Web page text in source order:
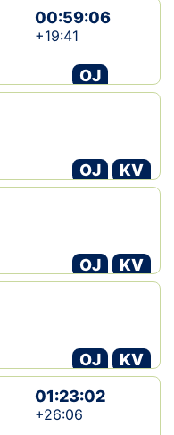
00:59:06
+19:41
OJ
OJ
KV
OJ
KV
OJ
KV
01:23:02
+26:06